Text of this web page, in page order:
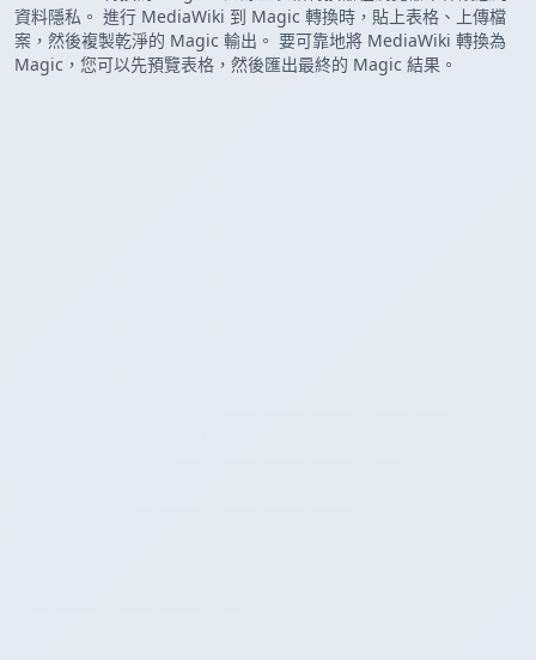
資料隱私。 進行 MediaWiki 到 Magic 轉換時，貼上表格、上傳檔
案，然後複製乾淨的 Magic 輸出。 要可靠地將 MediaWiki 轉換為
Magic，您可以先預覽表格，然後匯出最終的 Magic 結果。